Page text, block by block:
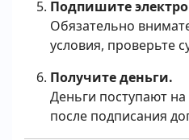
Подпишите
Обязательно
условия, проверьте
Получите деньги.
Деньги поступают на
после подписания